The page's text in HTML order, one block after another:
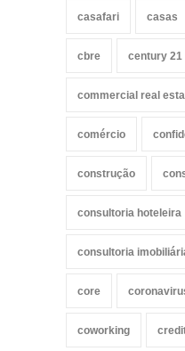
casafari casas
cbre century 21
commercial real
comércio
construção
consultoria hoteleira
consultoria
core
coworking